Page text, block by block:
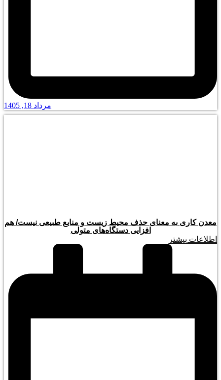
مرداد 18, 1405
معدن کاری به معنای حذف محیط زیست و منابع طبیعی نیست/ هم
افزایی دستگاه‌های متولی
اطلاعات بیشتر